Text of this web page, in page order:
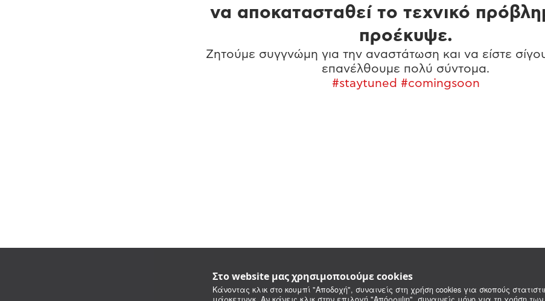
Στο website μας χρησιμοποιούμε cookies
Κάνοντας κλικ στο κουμπί "Αποδοχή", συναινείς στη χρήση cookies για σκοπούς
να αποκατασταθεί το τεχνικό
προέκυψε.
Ζητούμε συγγνώμη για την αναστάτωση και να είστε
επανέλθουμε πολύ σύντομα.
#staytuned #comingsoon